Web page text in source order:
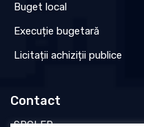
Buget local
Execuție bugetară
Licitații achiziții publice
Contact